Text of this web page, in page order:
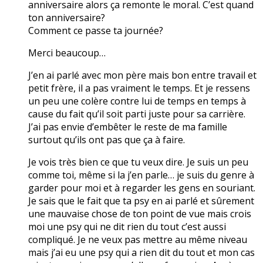
anniversaire alors ça remonte le moral. C’est quand
ton anniversaire?
Comment ce passe ta journée?
Merci beaucoup…
J’en ai parlé avec mon père mais bon entre travail et
petit frère, il a pas vraiment le temps. Et je ressens
un peu une colère contre lui de temps en temps à
cause du fait qu’il soit parti juste pour sa carrière.
J’ai pas envie d’embêter le reste de ma famille
surtout qu’ils ont pas que ça à faire.
Je vois très bien ce que tu veux dire. Je suis un peu
comme toi, même si la j’en parle… je suis du genre à
garder pour moi et à regarder les gens en souriant.
Je sais que le fait que ta psy en ai parlé et sûrement
une mauvaise chose de ton point de vue mais crois
moi une psy qui ne dit rien du tout c’est aussi
compliqué. Je ne veux pas mettre au même niveau
mais j’ai eu une psy qui a rien dit du tout et mon cas